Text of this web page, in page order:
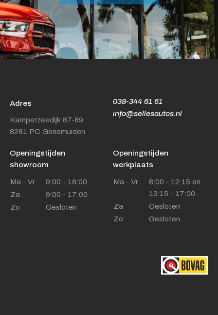
038-344 61 61
info@sellesautos.nl
Adres
Kamperzeedijk 87-89
8281 PC Genemuiden
Openingstijden
showroom
Ma - Vr
9:00 - 18:00
Za
9:00 - 17:00
Zo
Gesloten
Openingstijden
werkplaats
Ma - Vr
8:00 - 12:15 en
13:15 - 17:00
Za
Gesloten
Zo
Gesloten